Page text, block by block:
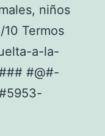
niños
Termos
a-la-
#@#-